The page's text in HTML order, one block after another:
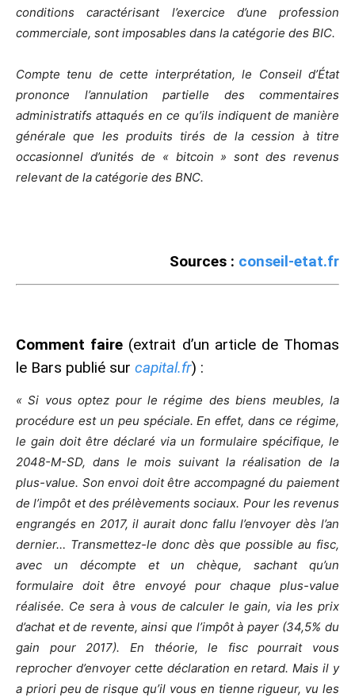
conditions caractérisant l’exercice d’une profession
commerciale, sont imposables dans la catégorie des BIC.
Compte tenu de cette interprétation, le Conseil d’État
prononce l’annulation partielle des commentaires
administratifs attaqués en ce qu’ils indiquent de manière
générale que les produits tirés de la cession à titre
occasionnel d’unités de « bitcoin » sont des revenus
relevant de la catégorie des BNC.
Sources : conseil-etat.fr
Comment faire (extrait d’un article de Thomas
le Bars publié sur capital.fr) :
« Si vous optez pour le régime des biens meubles, la
procédure est un peu spéciale. En effet, dans ce régime,
le gain doit être déclaré via un formulaire spécifique, le
2048-M-SD, dans le mois suivant la réalisation de la
plus-value. Son envoi doit être accompagné du paiement
de l’impôt et des prélèvements sociaux. Pour les revenus
engrangés en 2017, il aurait donc fallu l’envoyer dès l’an
dernier… Transmettez-le donc dès que possible au fisc,
avec un décompte et un chèque, sachant qu’un
formulaire doit être envoyé pour chaque plus-value
réalisée. Ce sera à vous de calculer le gain, via les prix
d’achat et de revente, ainsi que l’impôt à payer (34,5% du
gain pour 2017). En théorie, le fisc pourrait vous
reprocher d’envoyer cette déclaration en retard. Mais il y
a priori peu de risque qu’il vous en tienne rigueur, vu les